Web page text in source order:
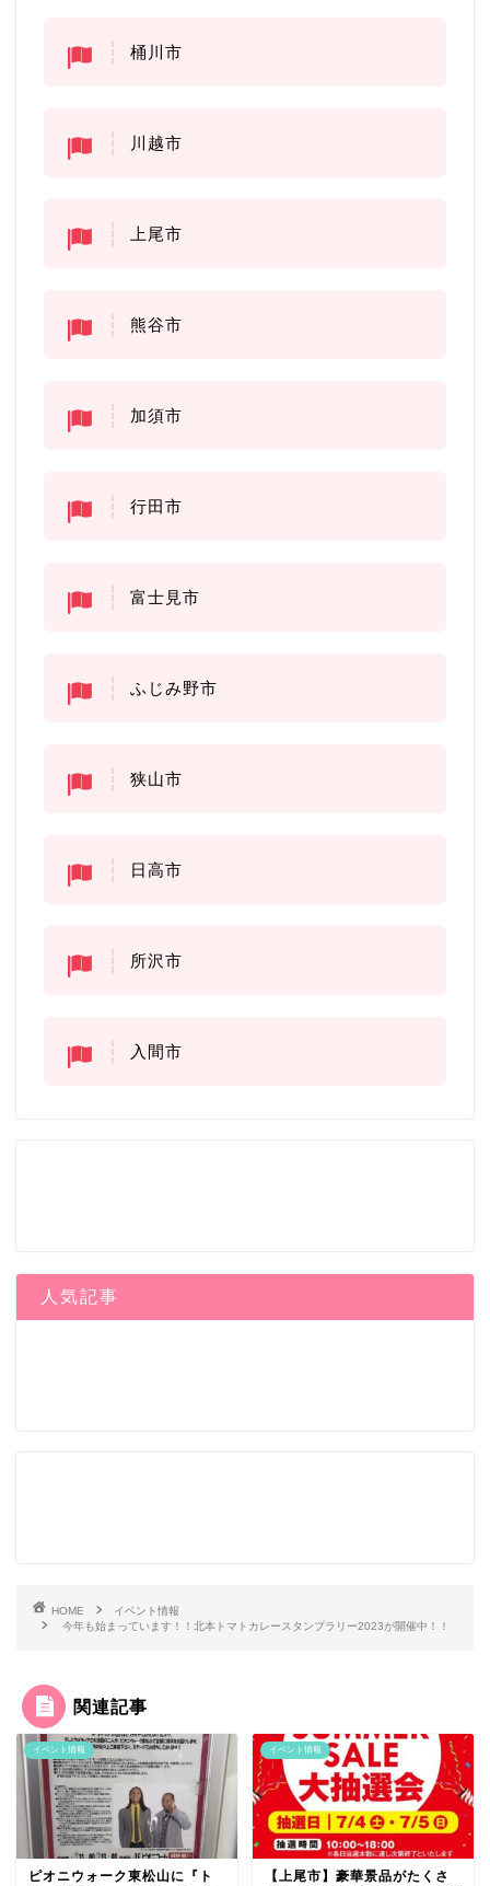
桶川市
川越市
上尾市
熊谷市
加須市
行田市
富士見市
ふじみ野市
狭山市
日高市
所沢市
入間市
人気記事
HOME
イベント情報
今年も始まっています！！北本トマトカレースタンプラリー2023が開催中！！
関連記事
イベント情報
ピオニウォーク東松山に『ト
イベント情報
【上尾市】豪華景品がたくさ